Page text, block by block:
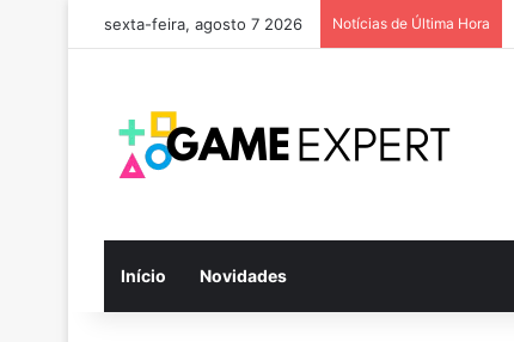
sexta-feira, agosto 7 2026 Notícias de Última Hora
Início Novidades